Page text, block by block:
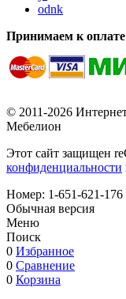
odnk
Принимаем к
© 2011-2026
Мебелион
Этот сайт защищен
конфиденциальности
Номер: 1-651-621-176
Обычная версия
Меню
Поиск
0 Избранное
0 Сравнение
0 Корзина